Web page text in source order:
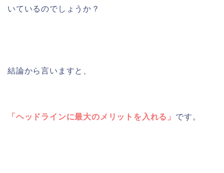
いているのでしょうか？
結論から言いますと、
「ヘッドラインに最大のメリットを入れる」 です。